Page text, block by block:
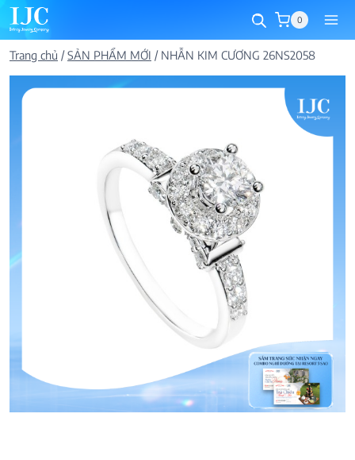
Skip
to
content
0
Trang chủ /SẢN PHẨM MỚI / NHẪN KIM CƯƠNG 26NS2058